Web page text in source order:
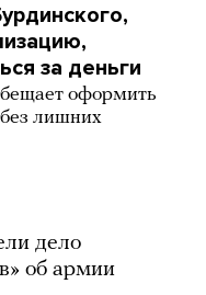
за деньги
оформить
лишних
дело
об армии